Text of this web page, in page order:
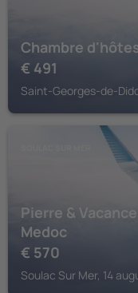
Chambre d'hôtes
€ 491
Saint-Georges-de-
Pierre &
Medoc
€ 570
Soulac Sur Mer, 14